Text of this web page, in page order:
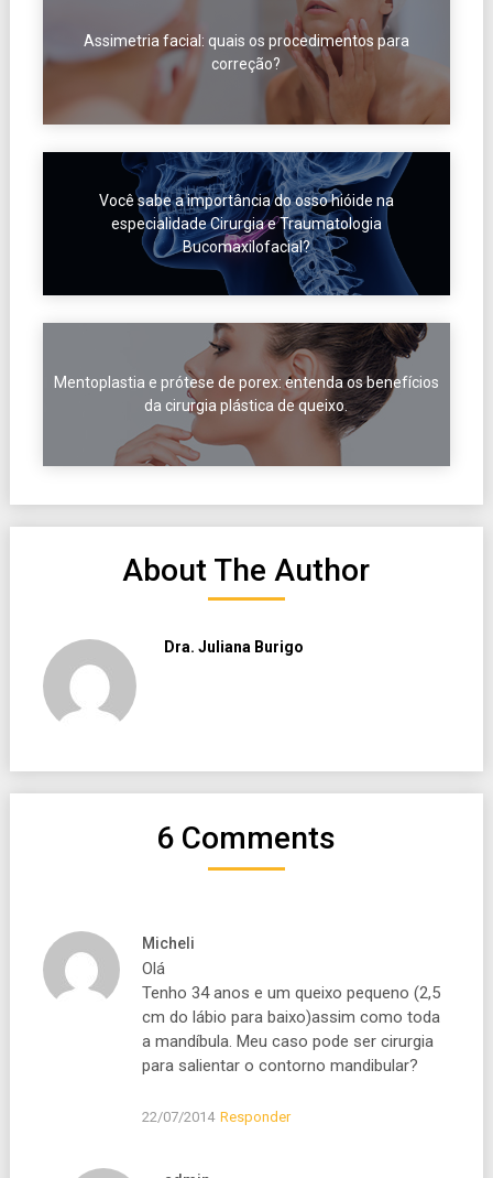
Assimetria facial: quais os procedimentos para
correção?
Você sabe a importância do osso hióide na
especialidade Cirurgia e Traumatologia
Bucomaxilofacial?
Mentoplastia e prótese de porex: entenda os benefícios
da cirurgia plástica de queixo.
About The Author
Dra. Juliana Burigo
6 Comments
Micheli
Olá
Tenho 34 anos e um queixo pequeno (2,5
cm do lábio para baixo)assim como toda
a mandíbula. Meu caso pode ser cirurgia
para salientar o contorno mandibular?
22/07/2014 Responder